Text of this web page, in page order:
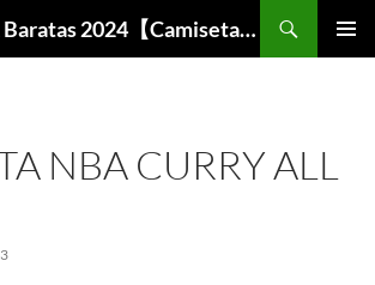
Camisetas NBA Baratas 2024【Camisetas Especiales Baloncesto】
NBA CURRY ALL